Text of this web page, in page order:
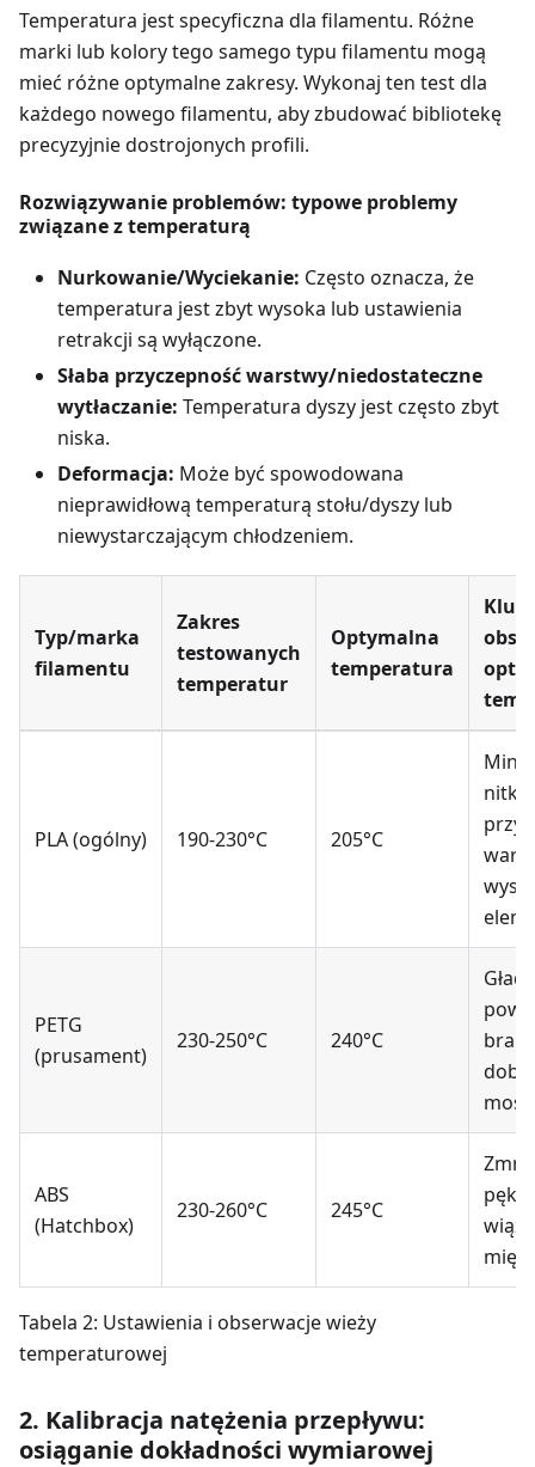
Temperatura jest specyficzna dla filamentu. Różne
marki lub kolory tego samego typu filamentu mogą
mieć różne optymalne zakresy. Wykonaj ten test dla
każdego nowego filamentu, aby zbudować bibliotekę
precyzyjnie dostrojonych profili.
Rozwiązywanie problemów: typowe problemy
związane z temperaturą
Nurkowanie/Wyciekanie: Często oznacza, że
temperatura jest zbyt wysoka lub ustawienia
retrakcji są wyłączone.
Słaba przyczepność warstwy/niedostateczne
wytłaczanie: Temperatura dyszy jest często zbyt
niska.
Deformacja: Może być spowodowana
nieprawidłową temperaturą stołu/dyszy lub
niewystarczającym chłodzeniem.
Typ/marka
filamentu
Zakres
testowanych
temperatur
Optymalna
temperatura
PLA (ogólny) 190-230°C 205°C
PETG
(prusament)
230-250°C 240°C
brak
ABS
(Hatchbox)
230-260°C 245°C
Tabela 2: Ustawienia i obserwacje wieży
temperaturowej
2. Kalibracja natężenia przepływu:
osiąganie dokładności wymiarowej